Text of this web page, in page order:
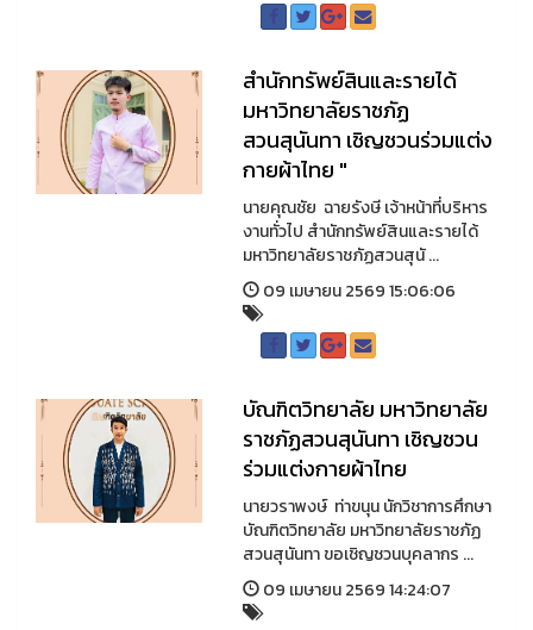
สำนักทรัพย์สินและรายได้
มหาวิทยาลัยราชภัฏ
สวนสุนันทา เชิญชวนร่วมแต่ง
กายผ้าไทย "
นายคุณชัย ฉายรังษี เจ้าหน้าที่บริหาร
งานทั่วไป สำนักทรัพย์สินและรายได้
มหาวิทยาลัยราชภัฏสวนสุนั ...
09 เมษายน 2569 15:06:06
บัณฑิตวิทยาลัย มหาวิทยาลัย
ราชภัฏสวนสุนันทา เชิญชวน
ร่วมแต่งกายผ้าไทย
นายวราพงษ์ ท่าขนุน นักวิชาการศึกษา
บัณฑิตวิทยาลัย มหาวิทยาลัยราชภัฏ
สวนสุนันทา ขอเชิญชวนบุคลากร ...
09 เมษายน 2569 14:24:07